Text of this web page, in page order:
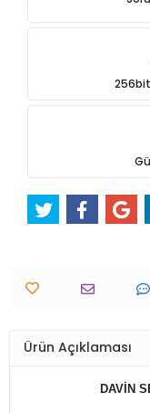
256bit
Ürün Açıklaması
​​​DAVİN